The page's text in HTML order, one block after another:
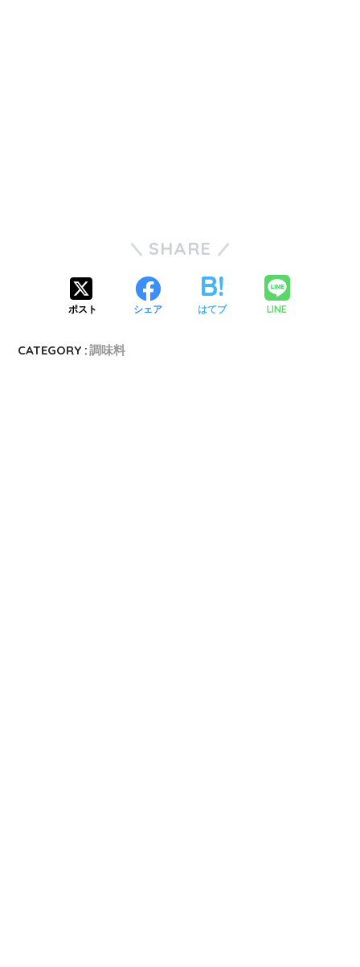
SHARE
ポスト シェア はてブ LINE
CATEGORY :調味料